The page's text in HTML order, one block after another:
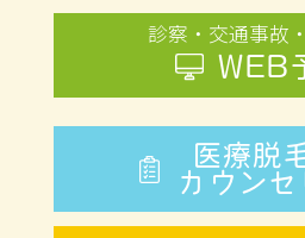
【 院長ノート更新のお知
【松本市 夏の脱水や筋肉
しい痛み…それ、夏の「
かもしれません！
2026.07.12
診察・交通事故
WEB
医療脱
カウンセ